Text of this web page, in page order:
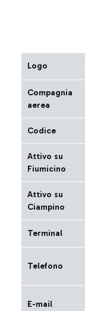
Logo
Compagnia
aerea
Codice
Attivo su
Fiumicino
Attivo su
Ciampino
Terminal
Telefono
E-mail